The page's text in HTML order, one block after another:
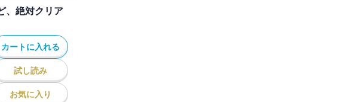
、絶対クリア
カートに入れる
試し読み
お気に入り